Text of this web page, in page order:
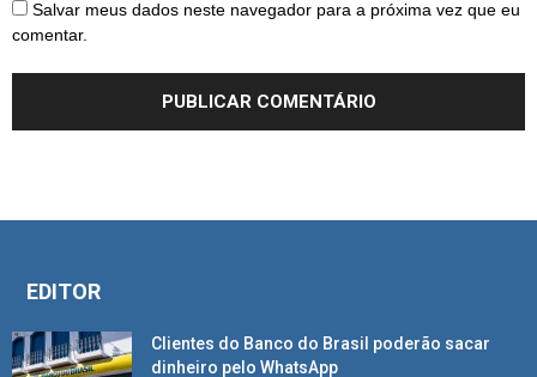
Salvar meus dados neste navegador para a próxima vez que eu
comentar.
EDITOR
Clientes do Banco do Brasil poderão sacar
dinheiro pelo WhatsApp